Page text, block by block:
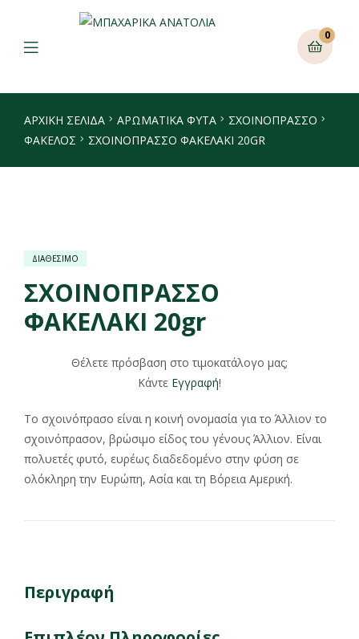
0
ΑΡΧΙΚΉ ΣΕΛΊΔΑ ΑΡΩΜΑΤΙΚΑ ΦΥΤΑ
ΣΧΟΙΝΌΠΡΑΣΣΟ
ΦΆΚΕΛΟΣ
ΣΧΟΙΝΟΠΡΑΣΣΟ ΦΑΚΕΛΑΚΙ 20GR
ΔΙΑΘΕΣΙΜΟ
ΣΧΟΙΝΟΠΡΑΣΣΟ
ΦΑΚΕΛΑΚΙ 20gr
Θέλετε πρόσβαση στο τιμοκατάλογο μας;
Κάντε Εγγραφή!
Το σχοινόπρασο είναι η κοινή ονομασία για το Άλλιον το
σχοινόπρασον, βρώσιμο είδος του γένους Άλλιον. Είναι
πολυετές φυτό, ευρέως διαδεδομένο στην φύση σε
ολόκληρη την Ευρώπη, Ασία και τη Βόρεια Αμερική.
Περιγραφή